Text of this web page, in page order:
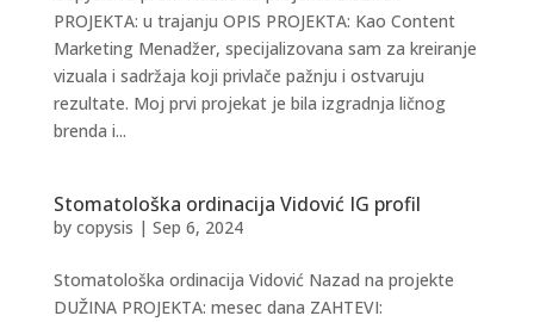
PROJEKTA: u trajanju OPIS PROJEKTA: Kao Content
Marketing Menadžer, specijalizovana sam za kreiranje
vizuala i sadržaja koji privlače pažnju i ostvaruju
rezultate. Moj prvi projekat je bila izgradnja ličnog
brenda i...
Stomatološka ordinacija Vidović IG profil
by copysis | Sep 6, 2024
Stomatološka ordinacija Vidović Nazad na projekte
DUŽINA PROJEKTA: mesec dana ZAHTEVI: